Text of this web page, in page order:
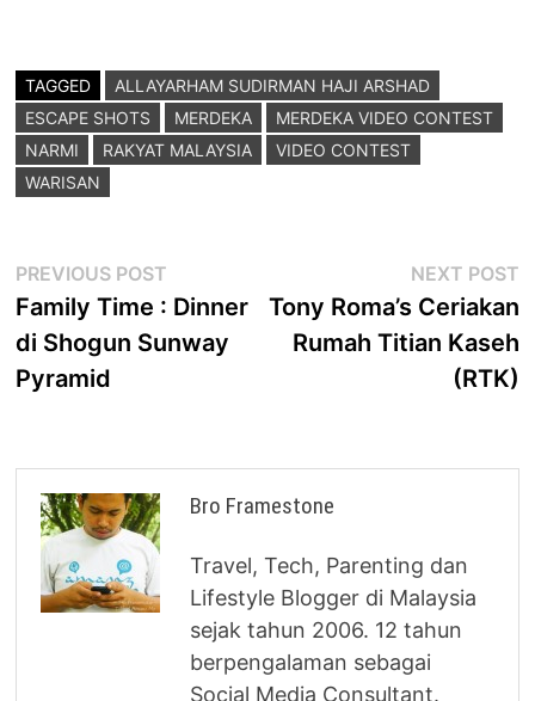
TAGGED
ALLAYARHAM SUDIRMAN HAJI ARSHAD
ESCAPE SHOTS
MERDEKA
MERDEKA VIDEO CONTEST
NARMI
RAKYAT MALAYSIA
VIDEO CONTEST
WARISAN
Post
navigation
PREVIOUS POST
post:
Family Time : Dinner
di Shogun Sunway
Pyramid
NEXT POST
Tony Roma’s Ceriakan
Rumah Titian Kaseh
(RTK)
Bro Framestone
Travel, Tech, Parenting dan
Lifestyle Blogger di Malaysia
sejak tahun 2006. 12 tahun
berpengalaman sebagai
Social Media Consultant.